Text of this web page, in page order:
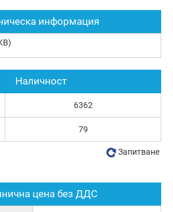
информация
цена без ДДС
Наличност
6362
79
Запитване